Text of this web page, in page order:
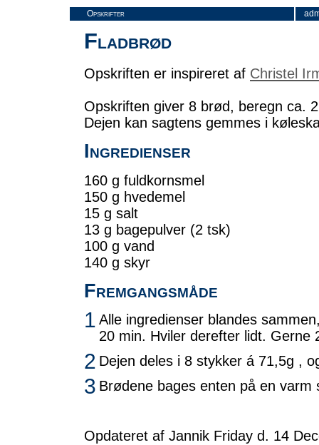
Opskrifter
Fladbrød
Opskriften er inspireret af Christel
Opskriften giver 8 brød, beregn ca.
Dejen kan sagtens gemmes i
Ingredienser
160 g fuldkornsmel
150 g hvedemel
15 g salt
13 g bagepulver (2 tsk)
100 g vand
140 g skyr
Fremgangsmåde
1 Alle ingredienser blandes
20 min. Hviler derefter lidt. Gerne
2 Dejen deles i 8 stykker á 71,5g ,
3 Brødene bages enten på en
Opdateret af Jannik Friday d. 14